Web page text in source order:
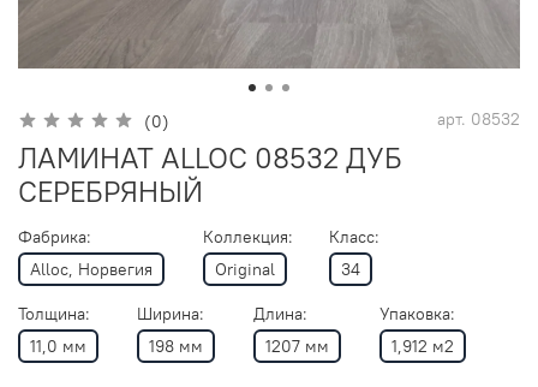
(0) арт. 08532
ЛАМИНАТ ALLOC 08532 ДУБ
СЕРЕБРЯНЫЙ
Фабрика:
Alloc, Норвегия
Коллекция:
Original
Класс:
34
Толщина:
11,0 мм
Ширина:
198 мм
Длина:
1207 мм
Упаковка:
1,912 м2